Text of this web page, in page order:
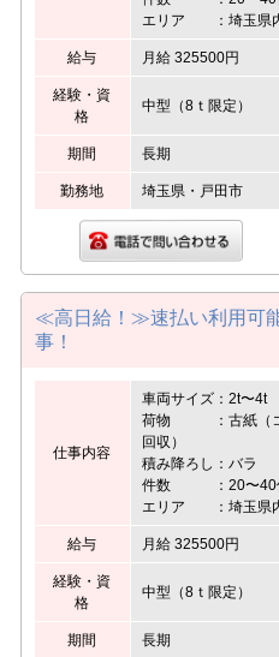
エリア ：埼玉県
給与 月給 325500円
経験・資
格
中型（8ｔ限定）
期間 長期
勤務地 埼玉県・戸田市
≪高日給！≫速払い利用可
事！
仕事内容
車両サイズ：2t〜4t
荷物 ：古紙（コ
回収）
積み降ろし：バラ
件数 ：20〜40
エリア ：埼玉県
給与 月給 325500円
経験・資
格
中型（8ｔ限定）
期間 長期